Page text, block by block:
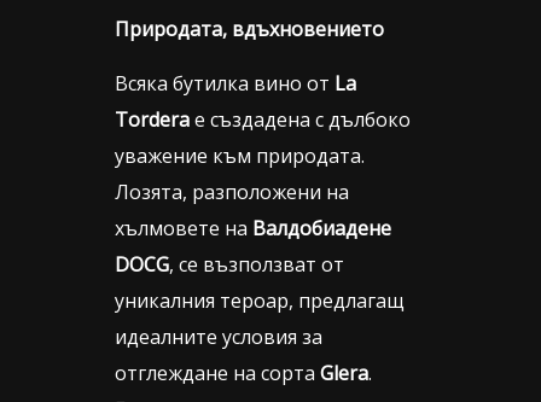
Природата, вдъхновението
Всяка бутилка вино от La
Torderaе създадена с дълбоко
уважение към природата.
Лозята, разположени на
хълмовете на Валдобиадене
DOCG, се възползват от
уникалния тероар, предлагащ
идеалните условия за
отглеждане на сорта Glera.